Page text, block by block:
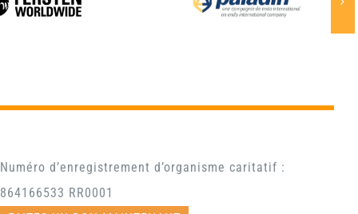
Numéro d’enregistrement d’organisme caritatif :
864166533 RR0001